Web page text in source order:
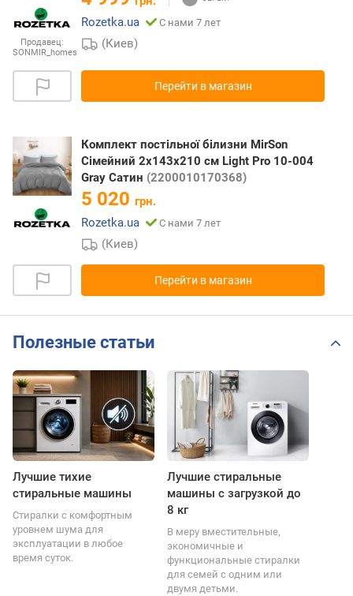
Продавец:
SONMIR_homes
Rozetka.ua
С нами 7 лет
(Киев)
Перейти в магазин
Комплект постільної білизни MirSon
Сімейний 2x143x210 см Light Pro 10-004
Gray Сатин (2200010170368)
5 020 грн.
Rozetka.ua
С нами 7 лет
(Киев)
Перейти в магазин
Полезные статьи
Лучшие тихие
стиральные машины
Стиралки с комфортным
уровнем шума для
эксплуатации в любое
время суток.
Лучшие стиральные
машины с загрузкой до
8 кг
В меру вместительные,
экономичные и
функциональные стиралки
для семей с одним или
двумя детьми.